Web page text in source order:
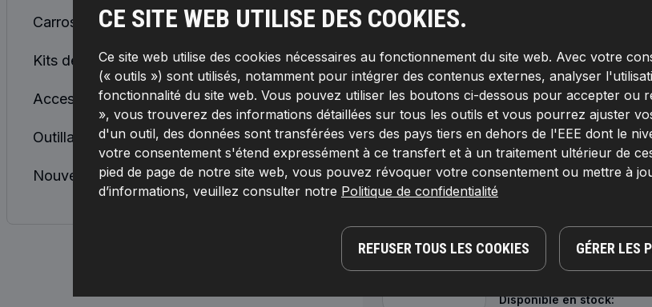
CE SITE WEB UTILISE DES COOKIES.
Ce site web utilise des cookies nécessaires au fonctionnement du site web. Avec votre
(« outils ») sont utilisés, notamment pour intégrer des contenus externes, analyser
fonctionnalité du site web. Vous pouvez utiliser les boutons ci-dessous pour accepter ou
», vous trouverez des informations détaillées sur tous les outils et vous pourrez ajuster
d'un outil, des données sont transférées vers des pays tiers en dehors de l'EEE dont le
votre consentement s'étend expressément à ce transfert et à un traitement ultérieur de
pied de page de notre site web, vous pouvez révoquer votre consentement ou mettre à
d’informations, veuillez consulter notre Politique de confidentialité
REFUSER TOUS LES COOKIES GÉRER LES
Carrosserie
Kits de réparation
Accessoires auto
Outillage & équipement
Nouveau
2420M0018
RIDEX Kit de montage,
Article complémentaire / Info
autoblocage,Article
instructions de montage,
Disponible en stock:
2420M0019
RIDEX Kit de montage,
Numéro de pièce du fabricant:
EAN:4059191861019
Disponible en stock: